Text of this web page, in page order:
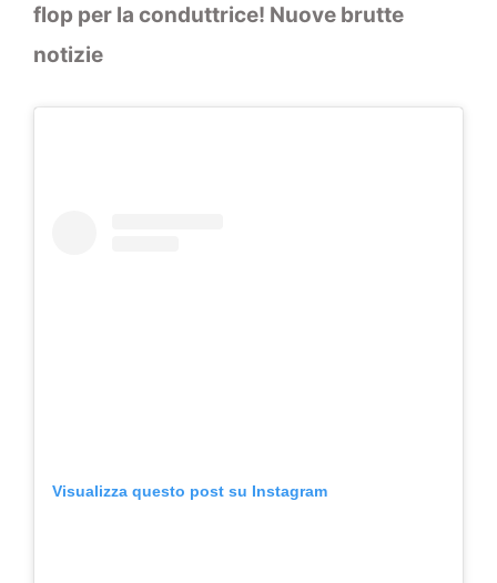
flop per la conduttrice! Nuove brutte
notizie
Visualizza questo post su Instagram